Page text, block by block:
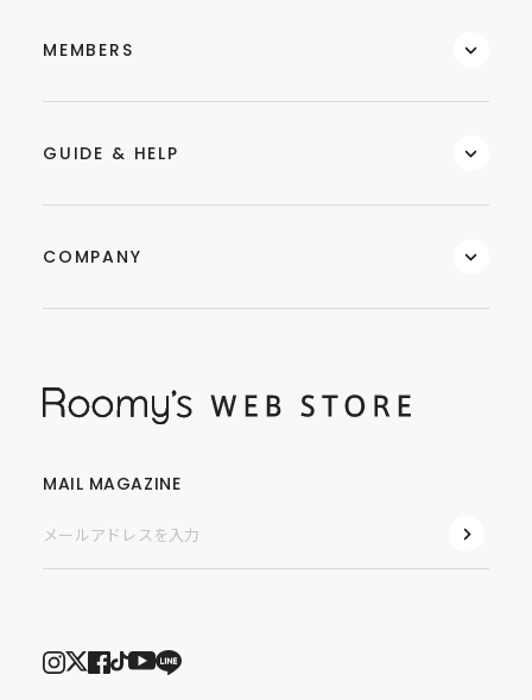
MEMBERS
GUIDE & HELP
COMPANY
MAIL MAGAZINE